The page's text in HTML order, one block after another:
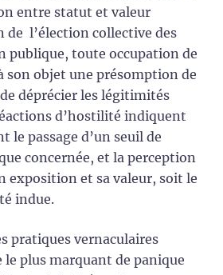
entre statut et valeur
de l’élection collective des
publique, toute occupation de
son objet une présomption de
déprécier les légitimités
d’hostilité indiquent
le passage d’un seuil de
concernée, et la perception
exposition et sa valeur, soit le
indue.
pratiques vernaculaires
le plus marquant de panique